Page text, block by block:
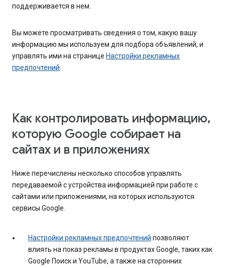
поддерживается в нем.
Вы можете просматривать сведения о том, какую вашу
информацию мы используем для подбора объявлений, и
управлять ими на странице Настройки рекламных
предпочтений.
Как контролировать информацию,
которую Google собирает на
сайтах и в приложениях
Ниже перечислены несколько способов управлять
передаваемой с устройства информацией при работе с
сайтами или приложениями, на которых используются
сервисы Google.
Настройки рекламных предпочтений позволяют
влиять на показ рекламы в продуктах Google, таких как
Google Поиск и YouTube, а также на сторонних